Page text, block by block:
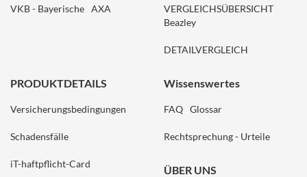
VKB - Bayerische AXA
VERGLEICHSÜBERSICHT
Beazley
DETAILVERGLEICH
PRODUKTDETAILS
Versicherungsbedingungen
Schadensfälle
iT-haftpflicht-Card
Wissenswertes
FAQ Glossar
Rechtsprechung - Urteile
ÜBER UNS